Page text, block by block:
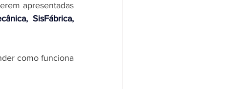
apresentadas
SisFábrica,
como funciona